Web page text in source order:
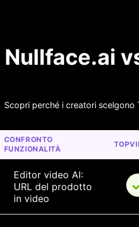
Nullface.ai
Scopri perché i creatori scelgono
CONFRONTO
FUNZIONALITÀ
Editor video AI:
URL del prodotto
in video